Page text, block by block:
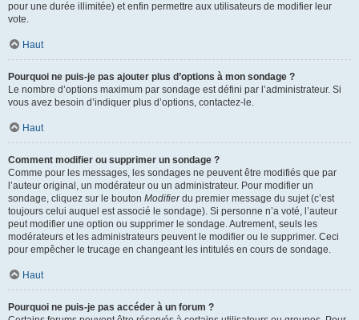
pour une durée illimitée) et enfin permettre aux utilisateurs de modifier leur
vote.
Haut
Pourquoi ne puis-je pas ajouter plus d’options à mon sondage ?
Le nombre d’options maximum par sondage est défini par l’administrateur. Si
vous avez besoin d’indiquer plus d’options, contactez-le.
Haut
Comment modifier ou supprimer un sondage ?
Comme pour les messages, les sondages ne peuvent être modifiés que par
l’auteur original, un modérateur ou un administrateur. Pour modifier un
sondage, cliquez sur le bouton Modifierdu premier message du sujet (c’est
toujours celui auquel est associé le sondage). Si personne n’a voté, l’auteur
peut modifier une option ou supprimer le sondage. Autrement, seuls les
modérateurs et les administrateurs peuvent le modifier ou le supprimer. Ceci
pour empêcher le trucage en changeant les intitulés en cours de sondage.
Haut
Pourquoi ne puis-je pas accéder à un forum ?